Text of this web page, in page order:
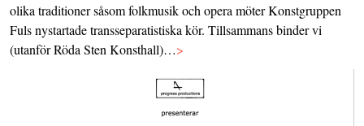
olika traditioner såsom folkmusik och opera möter Konstgruppen
Fuls nystartade transseparatistiska kör. Tillsammans binder vi
(utanför Röda Sten Konsthall)…>